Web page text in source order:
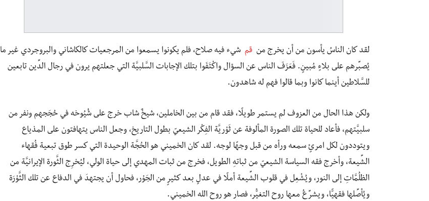
لقد كان الناسُ يأسون من أن يخرج من قم شيء فيه صلاح، فلم يكونوا يسمعوا من المرجعيات كالكاشاني والبروجردي غير ما
يُصبِّرهم على بلاءٍ مُبينٍ. فَعَزَفَ الناس عن السؤال واكْتَفَوا بتلك الإجابات السَّلبيَّة التي جعلتهم يرون في رجال الدِّين تابعين
للسَّلاطين أينما كانوا وبما قالوا فهم له شاهدون.
ولكن هذا الحال من العزوف لم يستمر طويلًا، فقد قام من بين الخاملين، شيخٌ شاب خرج على شُيُوخه في حُجَجهم ونفر من
سلبيَّتهم، فأعاد للحياة تلك الصورة المألوفة عن ثَوْريَّة الفِكْر الشيعيّ بطول التاريخ، وجعل الناس يتهافتون على المذياع
ويتوددون لكل امرئٍ سمعه ورأه من قبل وجهًا لوجه. لقد كان الخميني هو الحُجَّة الوحيدة التي كسر طوق تبعية فُقهاء
الشِّيعة، وأخرج فقه السياسة الشيعيّ من ثباتهِ الطويل، فخرج من ثبات المهدي إلى حياة الولي، ليُخرِج الثَّورة الإيرانيَّة من
الظلُمَّاتِ إلى النور، ويُشْعِل في قلوب الشِّيعة أملًا في عدلٍ بعد كثيرٍ من الجَوْر، فحاول أن يجتهدَ في الدفاع عن تلك الثَّوْرَة
ويُأصِّلها فقهيًّا، ويشرِّعُ معها روح التغيُّر، فصار هو روح الله الخميني.